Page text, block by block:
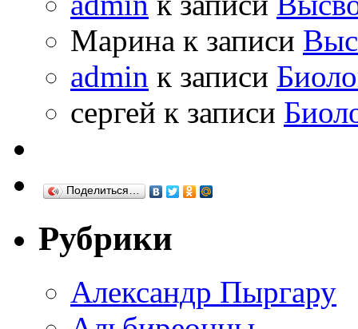
Марина к записи
admin к записи
сергей к записи
Поделиться…
Рубрики
Александр Пыргару